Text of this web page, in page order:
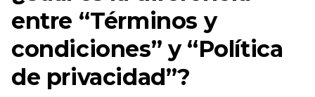
entre “Términos y
condiciones” y “Política
de privacidad”?